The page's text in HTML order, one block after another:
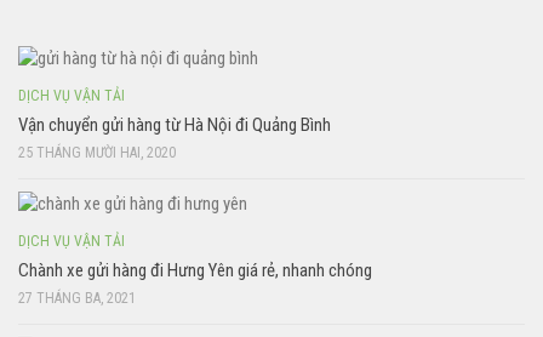
DỊCH VỤ VẬN TẢI
Vận chuyển gửi hàng từ Hà Nội đi Quảng Bình
25 THÁNG MƯỜI HAI, 2020
DỊCH VỤ VẬN TẢI
Chành xe gửi hàng đi Hưng Yên giá rẻ, nhanh chóng
27 THÁNG BA, 2021